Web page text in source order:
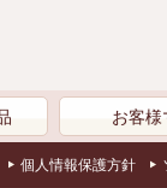
お客様
個人情報保護方針